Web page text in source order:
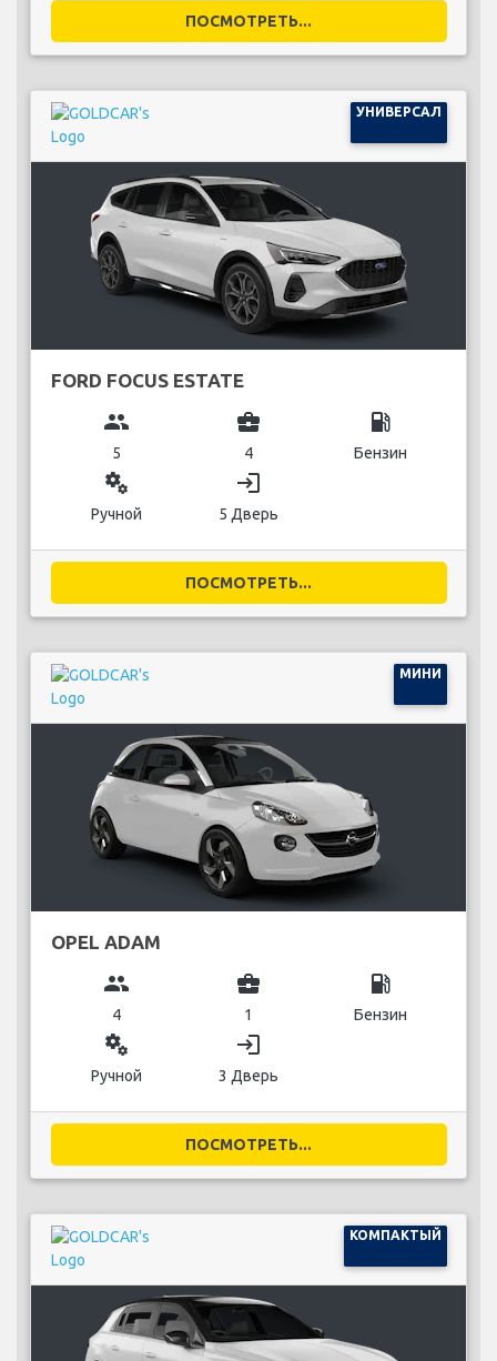
ПОСМОТРЕТЬ...
УНИВЕРСАЛ
FORD FOCUS ESTATE
group
5
business_center
4
local_gas_station
Бензин
miscellaneous_services
Ручной
login
5 Дверь
ПОСМОТРЕТЬ...
МИНИ
OPEL ADAM
group
4
business_center
1
local_gas_station
Бензин
miscellaneous_services
Ручной
login
3 Дверь
ПОСМОТРЕТЬ...
КОМПАКТЫЙ